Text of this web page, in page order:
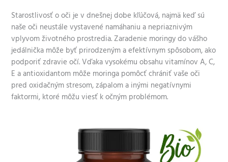
Starostlivosť o oči je v dnešnej dobe kľúčová, najmä keď sú
naše oči neustále vystavené namáhaniu a nepriaznivým
vplyvom životného prostredia. Zaradenie moringy do vášho
jedálnička môže byť prirodzeným a efektívnym spôsobom, ako
podporiť zdravie očí. Vďaka vysokému obsahu vitamínov A, C,
E a antioxidantom môže moringa pomôcť chrániť vaše oči
pred oxidačným stresom, zápalom a inými negatívnymi
faktormi, ktoré môžu viesť k očným problémom.